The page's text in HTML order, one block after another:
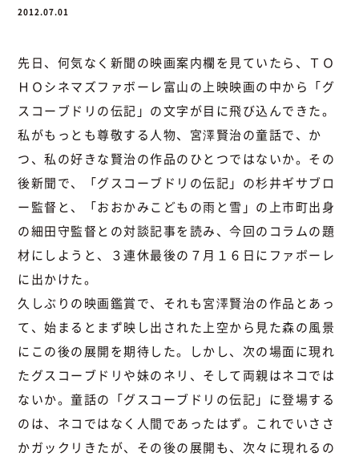
お問い合わせ
2012.07.01
先日、何気なく新聞の映画案内欄を見ていたら、ＴＯ
ＨＯシネマズファボーレ富山の上映映画の中から「グ
スコーブドリの伝記」の文字が目に飛び込んできた。
私がもっとも尊敬する人物、宮澤賢治の童話で、か
つ、私の好きな賢治の作品のひとつではないか。その
後新聞で、「グスコーブドリの伝記」の杉井ギサブロ
ー監督と、「おおかみこどもの雨と雪」の上市町出身
の細田守監督との対談記事を読み、今回のコラムの題
材にしようと、３連休最後の７月１６日にファボーレ
に出かけた。
久しぶりの映画鑑賞で、それも宮澤賢治の作品とあっ
て、始まるとまず映し出された上空から見た森の風景
にこの後の展開を期待した。しかし、次の場面に現れ
たグスコーブドリや妹のネリ、そして両親はネコでは
ないか。童話の「グスコーブドリの伝記」に登場する
のは、ネコではなく人間であったはず。これでいささ
かガックリきたが、その後の展開も、次々に現れるの